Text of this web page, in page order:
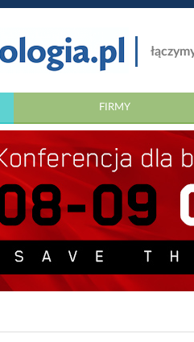
FIRMY